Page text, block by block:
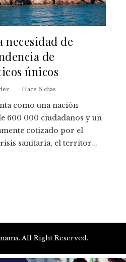
necesidad de
de
únicos
Hace 6 días
como una nación
600 000 ciudadanos y un
cotizado por el
sanitaria, el territor...
All Right Reserved.